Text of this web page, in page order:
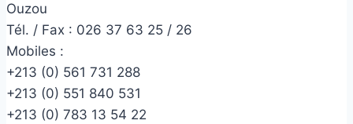
Ouzou
Tél. / Fax : 026 37 63 25 / 26
Mobiles :
+213 (0) 561 731 288
+213 (0) 551 840 531
+213 (0) 783 13 54 22